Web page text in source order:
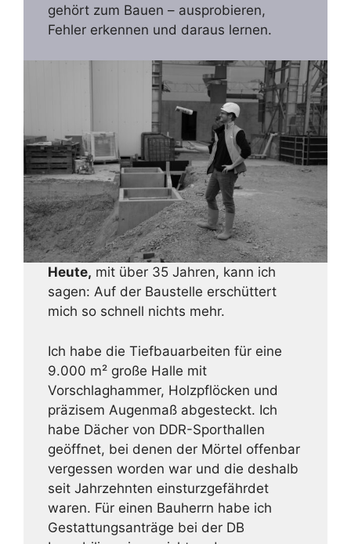
gehört zum Bauen – ausprobieren,
Fehler erkennen und daraus lernen.
Heute, mit über 35 Jahren, kann ich
sagen: Auf der Baustelle erschüttert
mich so schnell nichts mehr.
Ich habe die Tiefbauarbeiten für eine
9.000 m² große Halle mit
Vorschlaghammer, Holzpflöcken und
präzisem Augenmaß abgesteckt. Ich
habe Dächer von DDR-Sporthallen
geöffnet, bei denen der Mörtel offenbar
vergessen worden war und die deshalb
seit Jahrzehnten einsturzgefährdet
waren. Für einen Bauherrn habe ich
Gestattungsanträge bei der DB